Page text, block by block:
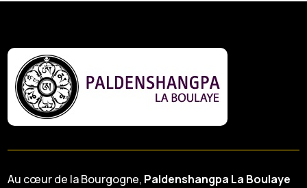
Au cœur de la Bourgogne, Paldenshangpa La Boulaye